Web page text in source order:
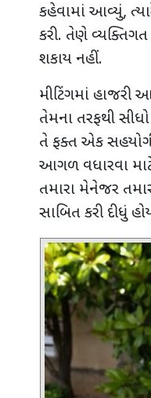
કહેવામાં આવ્યું,
કરી. તેણે વ્યક્તિગત
શકાય નહીં.
મીટિંગમાં હાજરી
તેમના તરફથી
તે ફક્ત એક સહયોગી
આગળ વધારવા
તમારા મેનેજર
સાબિત કરી દીધું